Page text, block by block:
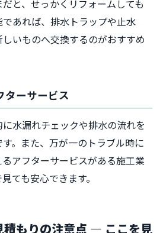
と、せっかくリフォームしても
であれば、排水トラップや止水
いものへ交換するのがおすすめ
ターサービス
水漏れチェックや排水の流れを
。また、万が一のトラブル時に
アフターサービスがある施工業
ても安心できます。
積もりの注意点 ― ここを見